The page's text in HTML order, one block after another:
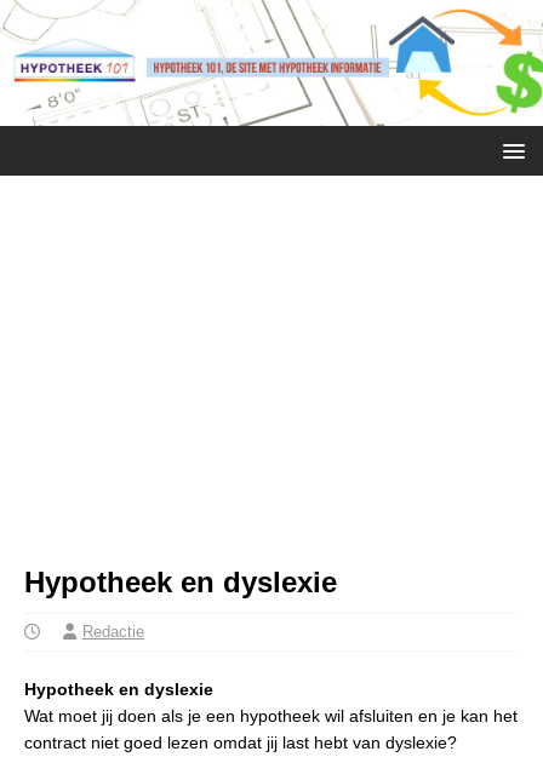
Hypotheek en dyslexie
Redactie
Hypotheek en dyslexie
Wat moet jij doen als je een hypotheek wil afsluiten en je kan het
contract niet goed lezen omdat jij last hebt van dyslexie?